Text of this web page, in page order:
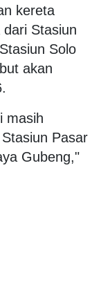
kereta
Stasiun
Solo
akan
masih
Pasar
Gubeng,"